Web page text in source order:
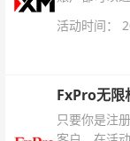
活动时间：
FxPro无限
只要你是注